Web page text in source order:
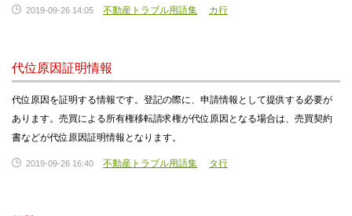
2019-09-26 14:05 不動産トラブル用語集 カ行
代位原因証明情報
代位原因を証明する情報です。登記の際に、申請情報として提供する必要が
あります。売買による所有権移転請求権が代位原因となる場合は、売買契約
書などが代位原因証明情報となります。
2019-09-26 16:40 不動産トラブル用語集 タ行